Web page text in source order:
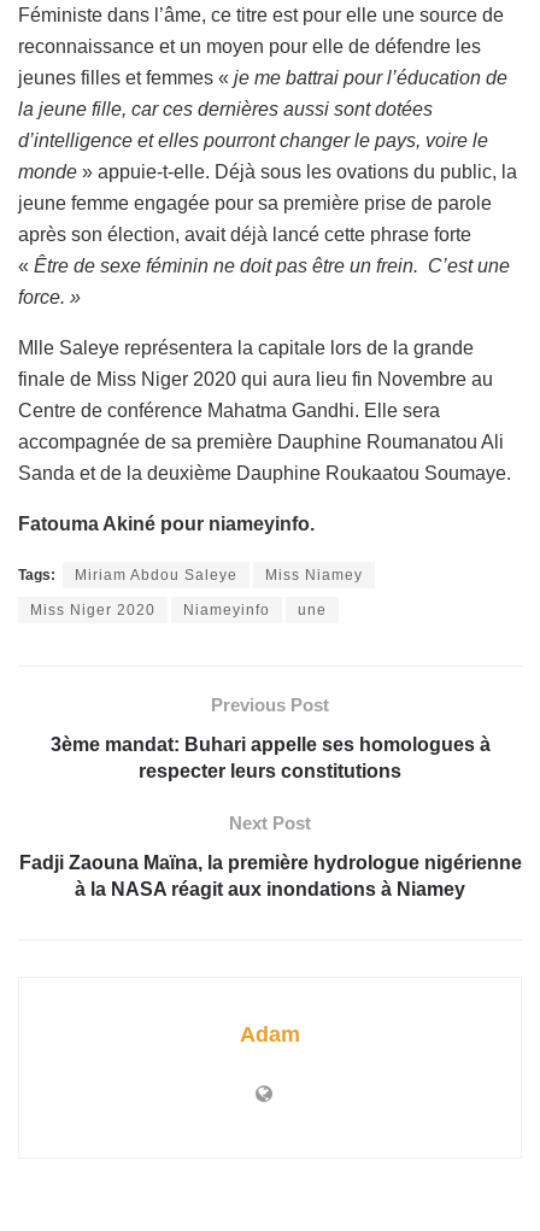
Féministe dans l’âme, ce titre est pour elle une source de
reconnaissance et un moyen pour elle de défendre les
jeunes filles et femmes « je me battrai pour l’éducation de
la jeune fille, car ces dernières aussi sont dotées
d’intelligence et elles pourront changer le pays, voire le
monde » appuie-t-elle. Déjà sous les ovations du public, la
jeune femme engagée pour sa première prise de parole
après son élection, avait déjà lancé cette phrase forte
« Être de sexe féminin ne doit pas être un frein. C’est une
force. »
Mlle Saleye représentera la capitale lors de la grande
finale de Miss Niger 2020 qui aura lieu fin Novembre au
Centre de conférence Mahatma Gandhi. Elle sera
accompagnée de sa première Dauphine Roumanatou Ali
Sanda et de la deuxième Dauphine Roukaatou Soumaye.
Fatouma Akiné pour niameyinfo.
Tags: Miriam Abdou Saleye Miss Niamey
Miss Niger 2020 Niameyinfo une
Previous Post
3ème mandat: Buhari appelle ses homologues à
respecter leurs constitutions
Next Post
Fadji Zaouna Maïna, la première hydrologue nigérienne
à la NASA réagit aux inondations à Niamey
Adam